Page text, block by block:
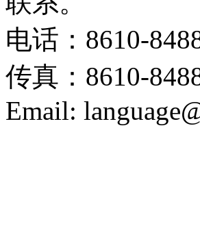
电话：8610-
传真：8610-
Email: